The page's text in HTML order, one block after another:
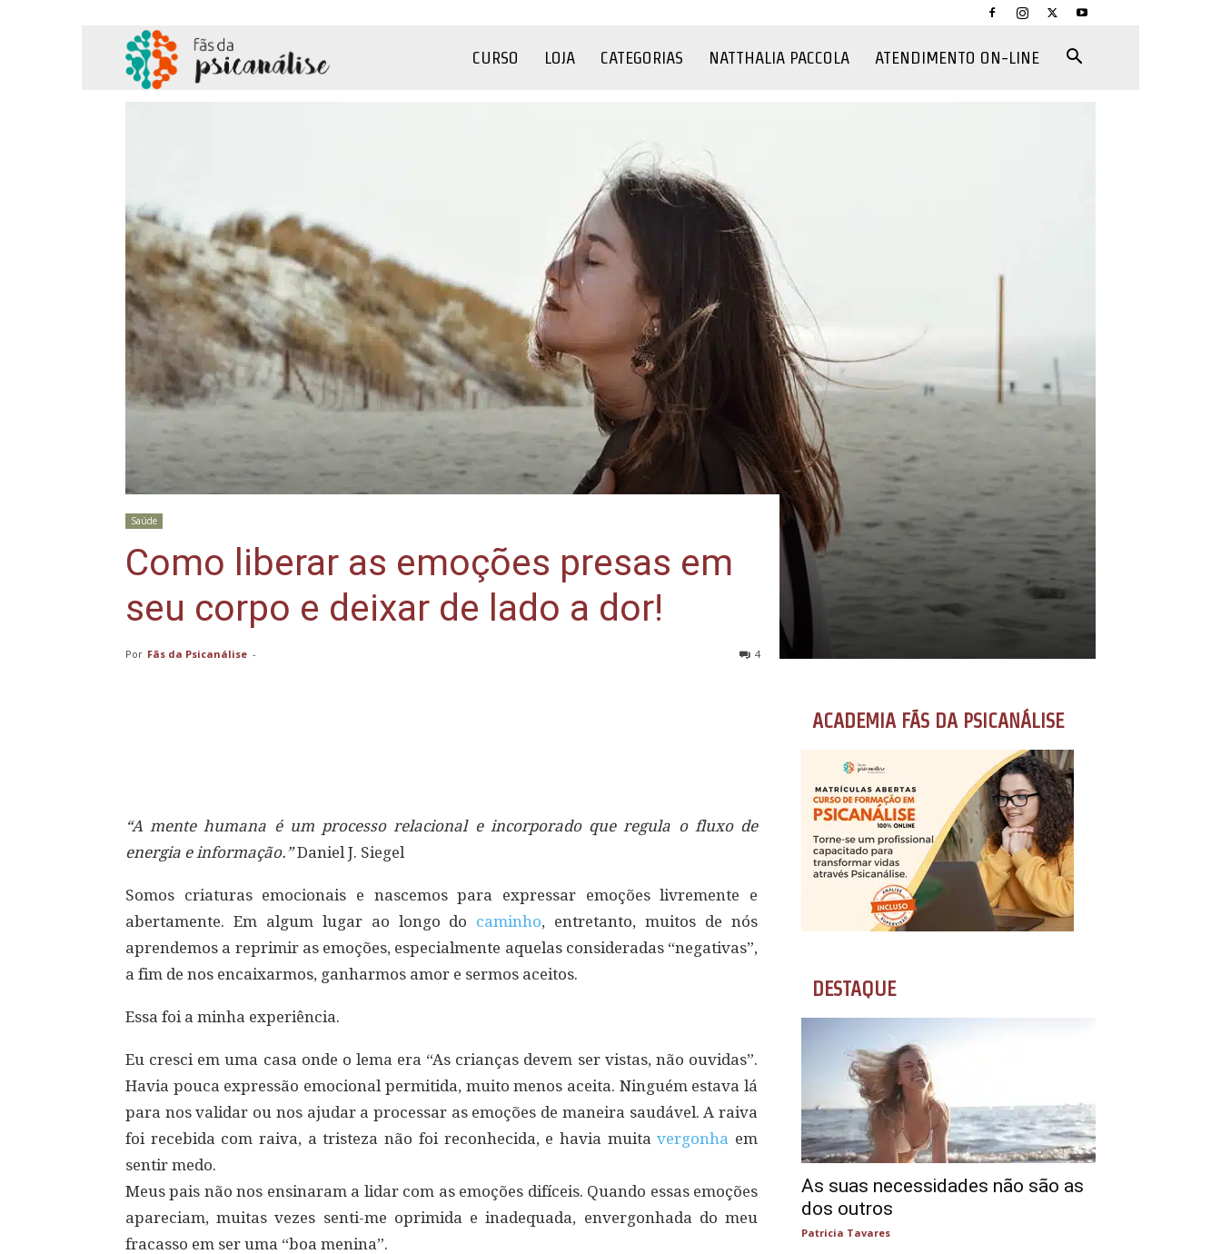
CURSO LOJA CATEGORIAS NATTHALIA PACCOLA ATENDIMENTO ON-LINE
Saúde
Como liberar as emoções presas em
seu corpo e deixar de lado a dor!
Por Fãs da Psicanálise - 4
“A mente humana é um processo relacional e incorporado que regula o fluxo de
energia e informação.”Daniel J. Siegel
Somos criaturas emocionais e nascemos para expressar emoções livremente e
abertamente. Em algum lugar ao longo do caminho, entretanto, muitos de nós
aprendemos a reprimir as emoções, especialmente aquelas consideradas “negativas”,
a fim de nos encaixarmos, ganharmos amor e sermos aceitos.
Essa foi a minha experiência.
Eu cresci em uma casa onde o lema era “As crianças devem ser vistas, não ouvidas”.
Havia pouca expressão emocional permitida, muito menos aceita. Ninguém estava lá
para nos validar ou nos ajudar a processar as emoções de maneira saudável. A raiva
foi recebida com raiva, a tristeza não foi reconhecida, e havia muitavergonha em
sentir medo.
Meus pais não nos ensinaram a lidar com as emoções difíceis. Quando essas emoções
apareciam, muitas vezes senti-me oprimida e inadequada, envergonhada do meu
fracasso em ser uma “boa menina”.
ACADEMIA FÃS DA PSICANÁLISE
DESTAQUE
As suas necessidades não são as
dos outros
Patricia Tavares